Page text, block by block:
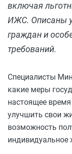
включая
ИЖС. Описаны
граждан и
требований.
Специалисты
какие меры
настоящее
улучшить свои
возможность